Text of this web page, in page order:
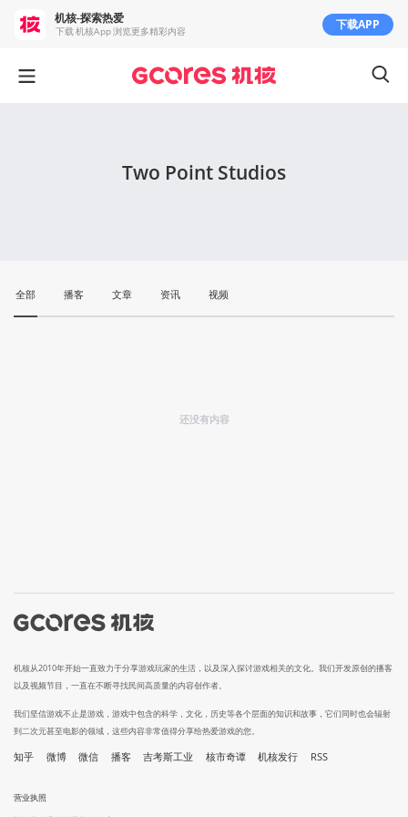
Two Point Studios
全部 播客 文章 资讯 视频
还没有内容
机核从2010年开始一直致力于分享游戏玩家的生活，以及深入探讨游戏相关的文化。我们开发原创的播客
以及视频节目，一直在不断寻找民间高质量的内容创作者。
我们坚信游戏不止是游戏，游戏中包含的科学，文化，历史等各个层面的知识和故事，它们同时也会辐射
到二次元甚至电影的领域，这些内容非常值得分享给热爱游戏的您。
知乎 微博 微信 播客 吉考斯工业 核市奇谭 机核发行 RSS
营业执照
机核-探索热爱
下载 机核App 浏览更多精彩内容 下载APP